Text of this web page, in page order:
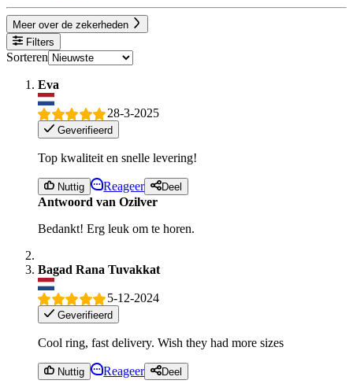
Meer over de zekerheden
Filters
Sorteren
Eva
28-3-2025
Geverifieerd
Top kwaliteit en snelle levering!
Nuttig Reageer Deel
Antwoord van Ozilver
Bedankt! Erg leuk om te horen.
Bagad Rana Tuvakkat
5-12-2024
Geverifieerd
Cool ring, fast delivery. Wish they had more sizes
Nuttig Reageer Deel